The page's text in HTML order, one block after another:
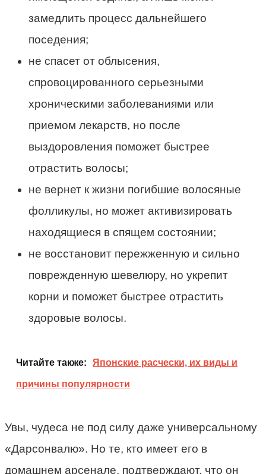
замедлить процесс дальнейшего
поседения;
не спасет от облысения,
спровоцированного серьезными
хроническими заболеваниями или
приемом лекарств, но после
выздоровления поможет быстрее
отрастить волосы;
не вернет к жизни погибшие волосяные
фолликулы, но может активизировать
находящиеся в спящем состоянии;
не восстановит пережженную и сильно
поврежденную шевелюру, но укрепит
корни и поможет быстрее отрастить
здоровые волосы.
Читайте также: Японские расчески, их виды и
причины популярности
Увы, чудеса не под силу даже универсальному
«Дарсонвалю». Но те, кто имеет его в
домашнем арсенале, подтверждают, что он